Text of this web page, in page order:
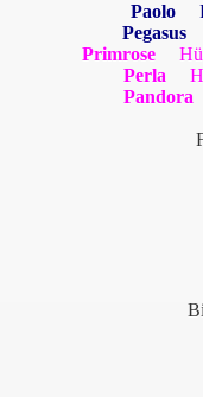
Paolo
Pegasus
Primrose
Perla
Pandora